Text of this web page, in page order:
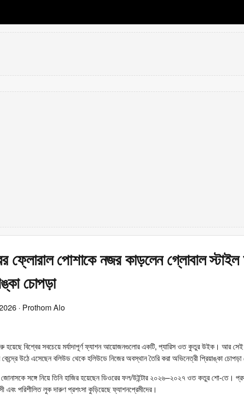
ফ্লোরাল পোশাকে নজর কাড়লেন গ্লোবাল
চোপড়া
· Prothom Alo
হয়েছে বিশ্বের সবচেয়ে মর্যাদাপূর্ণ ফ্যাশন আয়োজনগুলোর একটি, প্যারিস ওত কুতুর উইক। আর
উঠে এসেছেন বলিউড থেকে হলিউডে নিজের অবস্থান তৈরি করা অভিনেত্রী প্রিয়াঙ্কা
জোনাসকে সঙ্গে নিয়ে তিনি হাজির হয়েছেন ডিওরের ফল/উইন্টার ২০২৬–২০২৭ ওত কতুর শো-তে।
এবং পরিশীলিত লুক দারুণ প্রশংসা কুড়িয়েছে ফ্যাশনপ্রেমীদের।